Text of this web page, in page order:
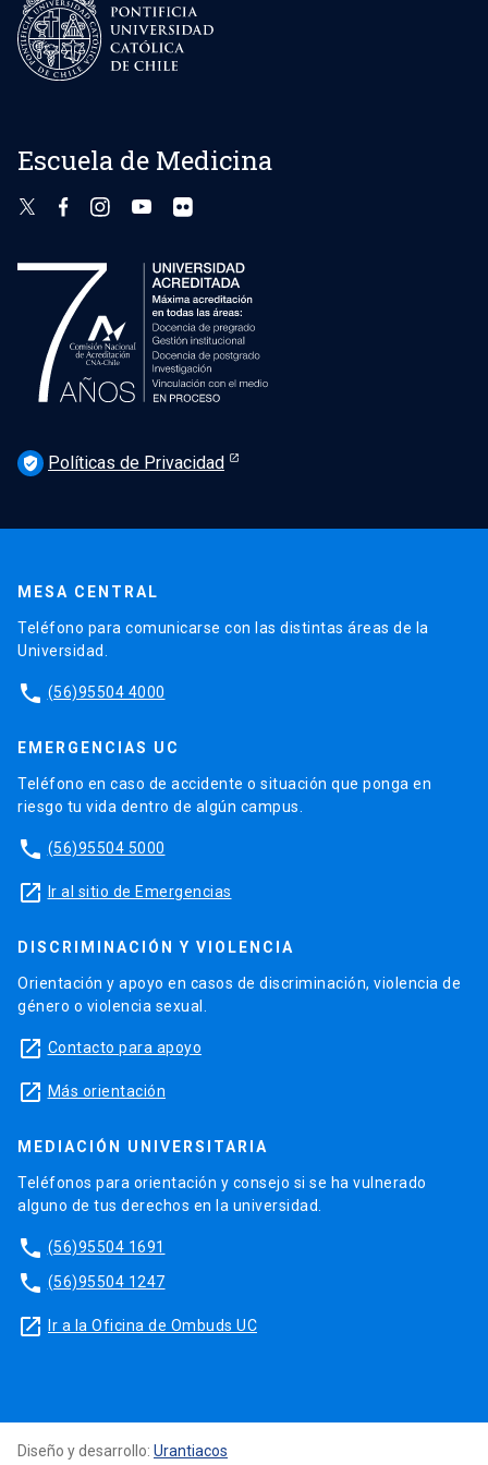
Escuela de Medicina
verified_user Políticas de Privacidad
MESA CENTRAL
Teléfono para comunicarse con las distintas áreas de la
Universidad.
phone (56)95504 4000
EMERGENCIAS UC
Teléfono en caso de accidente o situación que ponga en
riesgo tu vida dentro de algún campus.
phone (56)95504 5000
launch Ir al sitio de Emergencias
DISCRIMINACIÓN Y VIOLENCIA
Orientación y apoyo en casos de discriminación, violencia de
género o violencia sexual.
launch Contacto para apoyo
launch Más orientación
MEDIACIÓN UNIVERSITARIA
Teléfonos para orientación y consejo si se ha vulnerado
alguno de tus derechos en la universidad.
phone (56)95504 1691
phone (56)95504 1247
launch Ir a la Oficina de Ombuds UC
Diseño y desarrollo: Urantiacos